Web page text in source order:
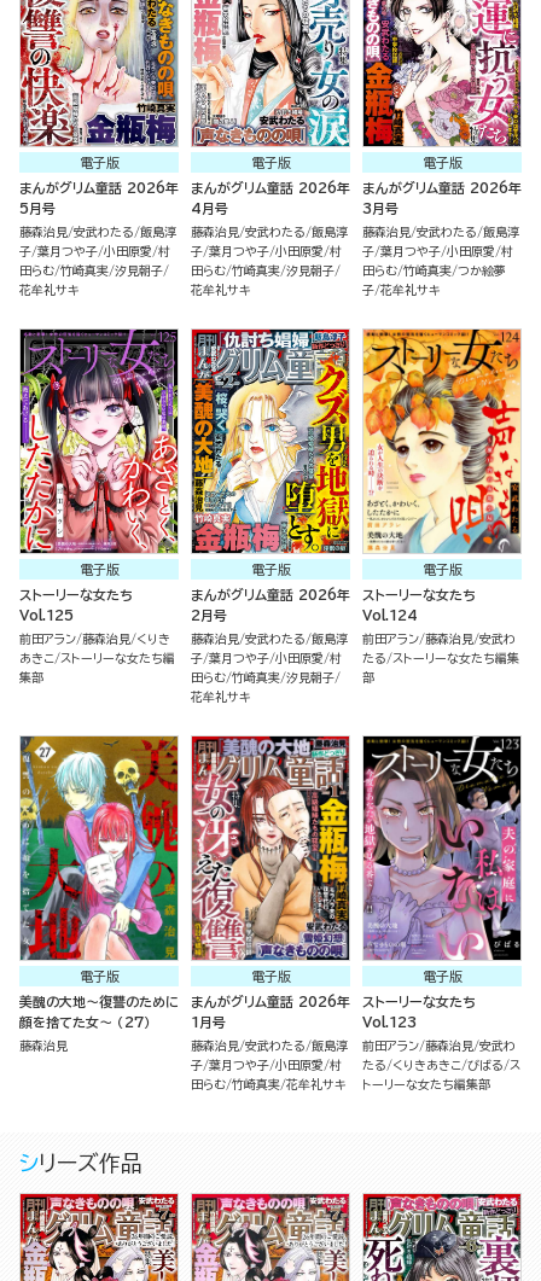
電子版
まんがグリム童話 2026年
5月号
藤森治見 安武わたる 飯島淳
子 葉月つや子 小田原愛 村
田らむ 竹崎真実 汐見朝子
花牟礼サキ
電子版
まんがグリム童話 2026年
4月号
藤森治見 安武わたる 飯島淳
子 葉月つや子 小田原愛 村
田らむ 竹崎真実 汐見朝子
花牟礼サキ
電子版
まんがグリム童話 2026年
3月号
藤森治見 安武わたる 飯島淳
子 葉月つや子 小田原愛 村
田らむ 竹崎真実 つか絵夢
子 花牟礼サキ
電子版
ストーリーな女たち
Vol.125
前田アラン 藤森治見
くりき
あきこ
ストーリーな女たち編
集部
電子版
まんがグリム童話 2026年
2月号
藤森治見 安武わたる 飯島淳
子 葉月つや子 小田原愛 村
田らむ 竹崎真実 汐見朝子
花牟礼サキ
電子版
ストーリーな女たち
Vol.124
前田アラン 藤森治見 安武わ
たる
ストーリーな女たち編集
部
電子版
美醜の大地～復讐のために
顔を捨てた女～ （27）
藤森治見
電子版
まんがグリム童話 2026年
1月号
藤森治見 安武わたる 飯島淳
子 葉月つや子 小田原愛 村
田らむ 竹崎真実 花牟礼サキ
電子版
ストーリーな女たち
Vol.123
前田アラン 藤森治見 安武わ
たる
くりきあきこ びばる
ス
トーリーな女たち編集部
シリーズ作品